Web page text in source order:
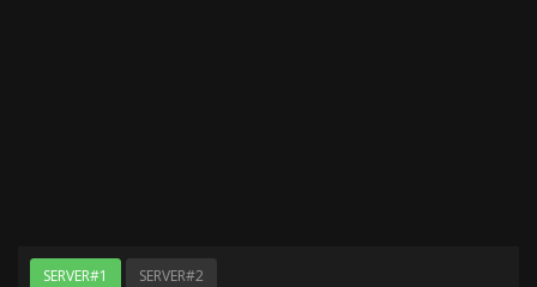
SERVER#1 SERVER#2